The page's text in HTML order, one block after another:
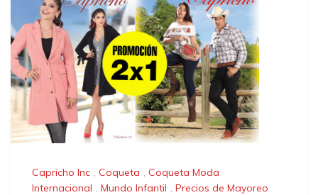
Capricho Inc , Coqueta , Coqueta Moda
Internacional , Mundo Infantil , Precios de Mayoreo